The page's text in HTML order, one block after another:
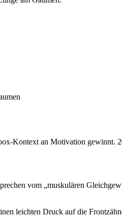
Kontext an Motivation gewinnt.
vom „muskulären
leichten Druck auf die